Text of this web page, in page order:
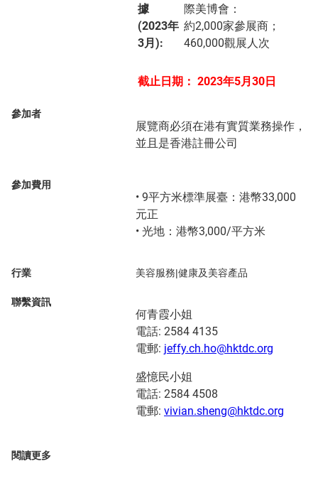
據
(2023年
3月):
際美博會：
約2,000家參展商；
460,000觀展人次
截止日期： 2023年5月30日
參加者
展覽商必須在港有實質業務操作，
並且是香港註冊公司
參加費用
• 9平方米標準展臺：港幣33,000
元正
• 光地：港幣3,000/平方米
行業 美容服務|健康及美容產品
聯繫資訊
何青霞小姐
電話: 2584 4135
電郵: jeffy.ch.ho@hktdc.org
盛憶民小姐
電話: 2584 4508
電郵: vivian.sheng@hktdc.org
閱讀更多